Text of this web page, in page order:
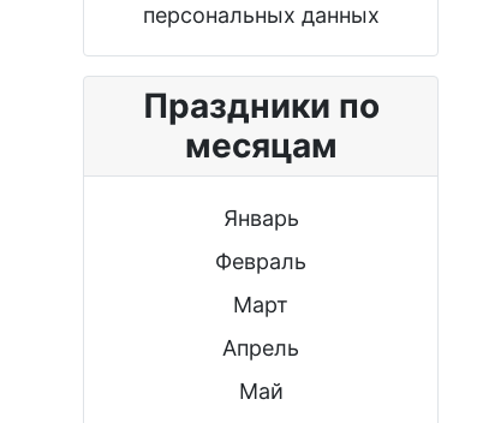
персональных данных
Праздники по
месяцам
Январь
Февраль
Март
Апрель
Май